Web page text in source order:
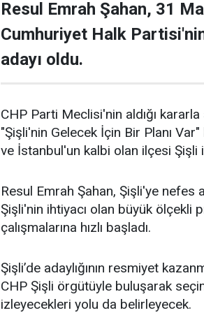
Resul Emrah Şahan, 31
Cumhuriyet Halk
adayı oldu.
CHP Parti Meclisi'nin aldığı kararla
"Şişli'nin Gelecek İçin Bir Planı
ve İstanbul'un kalbi olan ilçesi Şişli
Resul Emrah Şahan, Şişli'ye nefes
Şişli'nin ihtiyacı olan büyük ölçekli
çalışmalarına hızlı başladı.
Şişli’de adaylığının resmiyet
CHP Şişli örgütüyle buluşarak
izleyecekleri yolu da belirleyecek.